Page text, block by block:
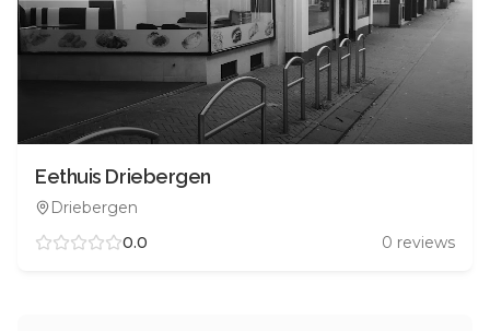
Eethuis Driebergen
Driebergen
0.0
0 reviews